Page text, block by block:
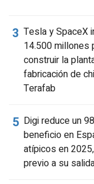
Tesla y SpaceX
14.500 millones
construir la
fabricación de
Terafab
Digi reduce un
beneficio en
atípicos en
previo a su